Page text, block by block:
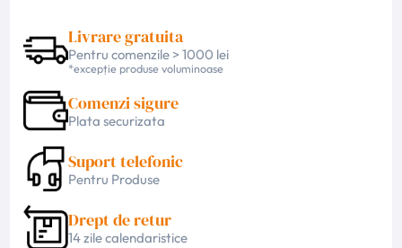
Livrare gratuita
Pentru comenzile > 1000 lei
*excepție produse voluminoase
Comenzi sigure
Plata securizata
Suport telefonic
Pentru Produse
Drept de retur
14 zile calendaristice